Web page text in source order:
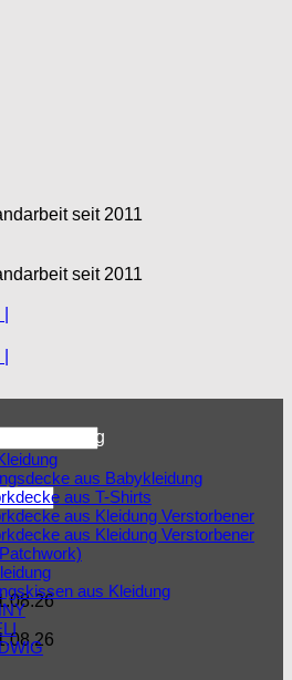
seit 2011
seit 2011
Kleidung
aus Babykleidung
aus T-Shirts
aus Kleidung Verstorbener
aus Kleidung Verstorbener
aus Kleidung